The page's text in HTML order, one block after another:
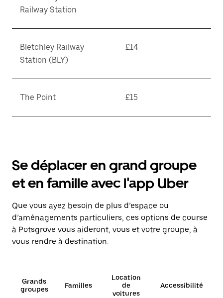
Railway Station
Bletchley Railway
Station (BLY)
£14
The Point £15
Se déplacer en grand groupe
et en famille avec l'app Uber
Que vous ayez besoin de plus d’espace ou
d’aménagements particuliers, ces options de course
à Potsgrove vous aideront, vous et votre groupe, à
vous rendre à destination.
Grands
groupes
Familles
Location
de
voitures
Accessibilité